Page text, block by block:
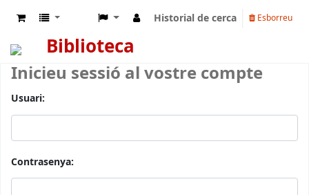
Historial de cerca Esborreu
Biblioteca
Inicieu sessió al vostre compte
Usuari:
Contrasenya: